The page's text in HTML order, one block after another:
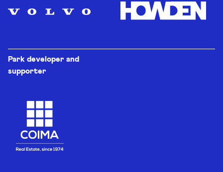
Park developer and
supporter